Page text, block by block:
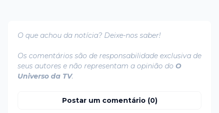
O que achou da notícia? Deixe-nos saber!
Os comentários são de responsabilidade exclusiva de
seus autores e não representam a opinião do O
Universo da TV.
Postar um comentário (0)